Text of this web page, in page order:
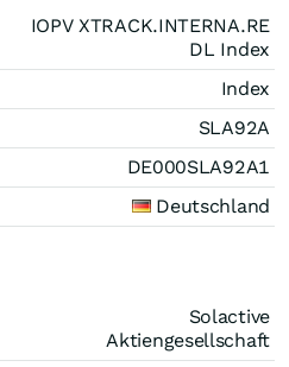
IOPV XTRACK.INTERNA.RE
DL Index
Index
SLA92A
DE000SLA92A1
Deutschland
Solactive
Aktiengesellschaft